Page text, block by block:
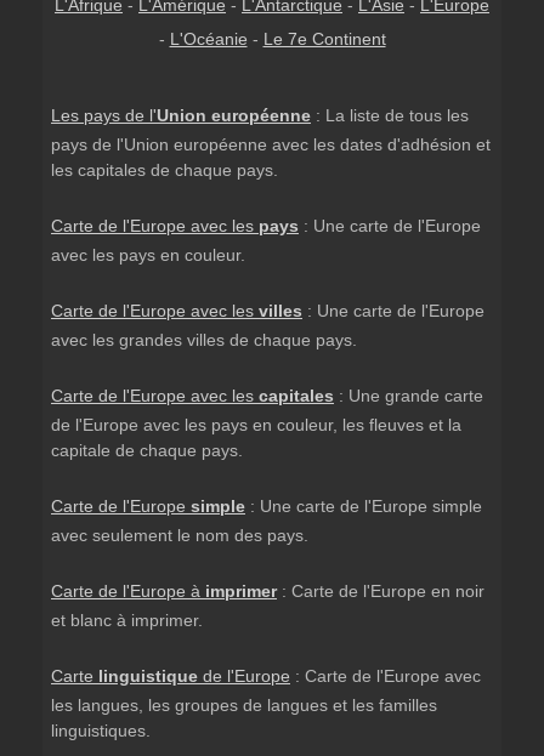
L'Afrique - L'Amérique - L'Antarctique - L'Asie -
L'Europe
- L'Océanie - Le 7e Continent
Les pays de l'Union européenne : La liste de tous les
pays de l'Union européenne avec les dates d'adhésion et
les capitales de chaque pays.
Carte de l'Europe avec les pays : Une carte de l'Europe
avec les pays en couleur.
Carte de l'Europe avec les villes : Une carte de l'Europe
avec les grandes villes de chaque pays.
Carte de l'Europe avec les capitales : Une grande carte
de l'Europe avec les pays en couleur, les fleuves et la
capitale de chaque pays.
Carte de l'Europe simple : Une carte de l'Europe simple
avec seulement le nom des pays.
Carte de l'Europe à imprimer: Carte de l'Europe en noir
et blanc à imprimer.
Carte linguistique de l'Europe : Carte de l'Europe avec
les langues, les groupes de langues et les familles
linguistiques.